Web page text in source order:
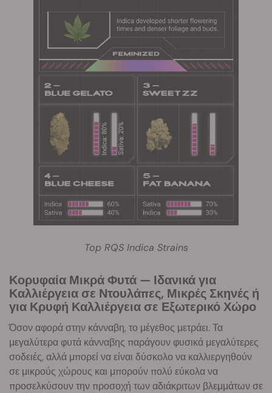
Top RQS Indica Strains
Κορυφαία Μικρά Φυτά — Ιδανικά για
Καλλιέργεια σε Ντουλάπες, Μικρές Σκηνές ή
για Κρυφή Καλλιέργεια σε Εξωτερικό Χώρο
Όσον αφορά στην κάνναβη, το μέγεθος μετράει. Τα
μεγαλύτερα φυτά κάνναβης παράγουν φυσικά μεγαλύτερες
σοδειές, αλλά μπορεί να είναι δύσκολο να καλλιεργηθούν
σε μικρούς χώρους και μπορούν πολύ εύκολα να
προσελκύσουν την προσοχή των αδιάκριτων βλεμμάτων σε